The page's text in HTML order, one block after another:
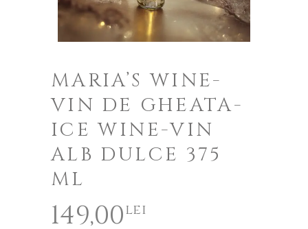
MARIA’S WINE-
VIN DE GHEATA-
ICE WINE-VIN
ALB DULCE 375
ML
149,00lei